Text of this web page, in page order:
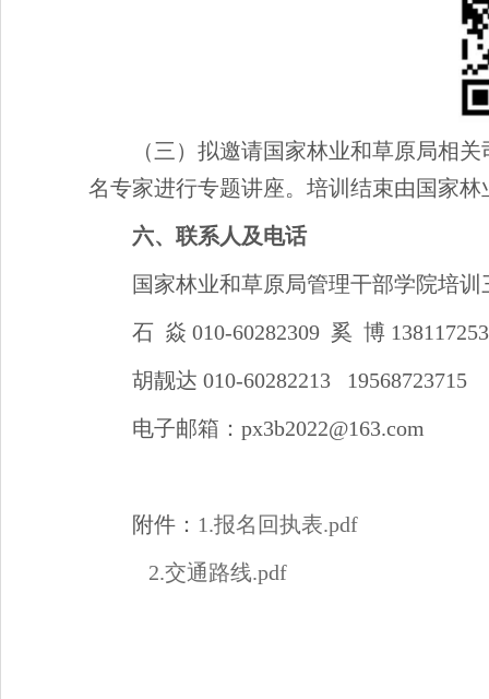
（三）拟邀请国家林业和草原局相
名专家进行专题讲座。培训结束由国家
六、联系人及电话
国家林业和草原局管理干部学院培训
石 焱 010-60282309 奚 博
胡靓达 010-60282213 19568723715
电子邮箱：px3b2022@163.com
附件： 1.报名回执表.pdf
2.交通路线.pdf